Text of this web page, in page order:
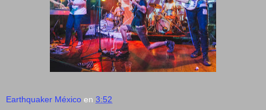
Earthquaker México en 3:52